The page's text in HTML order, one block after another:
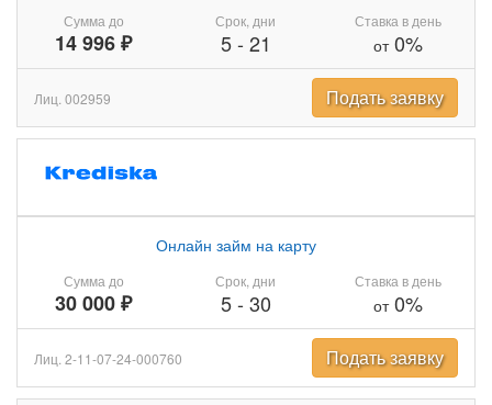
Сумма до
14 996 ₽
Срок, дни
5- 21
Ставка в день
от0%
Лиц. 002959 Подать заявку
Сумма до
30 000 ₽
Онлайн займ на карту
Срок, дни
5- 30
Ставка в день
от0%
Лиц. 2-11-07-24-000760 Подать заявку